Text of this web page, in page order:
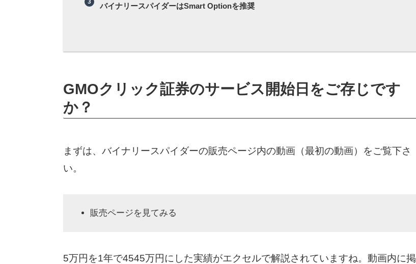
バイナリースパイダーはSmart Optionを推奨
GMOクリック証券のサービス開始日をご存じです
か？
まずは、バイナリースパイダーの販売ページ内の動画（最初の動画）をご覧下さ
い。
販売ページを見てみる
5万円を1年で4545万円にした実績がエクセルで解説されていますね。動画内に掲